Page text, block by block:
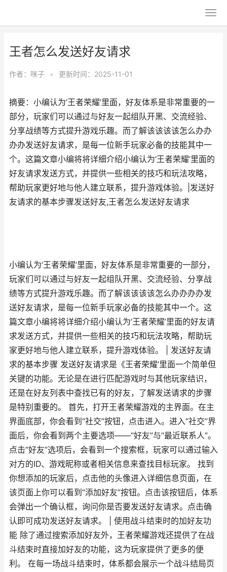
王者怎么发送好友请求
作者： 咪子 • 更新时间：2025-11-01
摘要：小编认为‘王者荣耀’里面，好友体系是非常重要的一
部分，玩家们可以通过与好友一起组队开黑、交流经验、
分享战绩等方式提升游戏乐趣。而了解该该该该怎么办办
办办发送好友请求，是每一位新手玩家必备的技能其中一
个。这篇文章小编将将详细介绍小编认为‘王者荣耀’里面的
好友请求发送方式，并提供一些相关的技巧和玩法攻略，
帮助玩家更好地与他人建立联系，提升游戏体验。|发送好
友请求的基本步骤发送好友,王者怎么发送好友请求
小编认为‘王者荣耀’里面，好友体系是非常重要的一部分，
玩家们可以通过与好友一起组队开黑、交流经验、分享战
绩等方式提升游戏乐趣。而了解该该该该怎么办办办办发
送好友请求，是每一位新手玩家必备的技能其中一个。这
篇文章小编将将详细介绍小编认为‘王者荣耀’里面的好友请
求发送方式，并提供一些相关的技巧和玩法攻略，帮助玩
家更好地与他人建立联系，提升游戏体验。 | 发送好友请
求的基本步骤 发送好友请求是《王者荣耀’里面一个简单但
关键的功能。无论是在进行匹配游戏时与其他玩家结识，
还是在好友列表中查找已有的好友，了解发送请求的步骤
是特别重要的。 首先，打开王者荣耀游戏的主界面。在主
界面底部，你会看到“社交”按钮，点击进入。进入“社交”界
面后，你会看到两个主要选项——“好友”与“最近联系人”。
点击“好友”选项后，会看到一个搜索框，玩家可以通过输入
对方的ID、游戏昵称或者相关信息来查找目标玩家。 找到
你想添加的玩家后，点击他的头像进入详细信息页面，在
该页面上你可以看到“添加好友”按钮。点击该按钮后，体系
会弹出一个确认框，询问你是否要发送好友请求。点击确
认即可成功发送好友请求。 | 使用战斗结束时的加好友功
能 除了通过搜索添加好友外，王者荣耀游戏还提供了在战
斗结束时直接加好友的功能，这为玩家提供了更多的便
利。 在每一场战斗结束时，体系都会展示一个战斗结局页